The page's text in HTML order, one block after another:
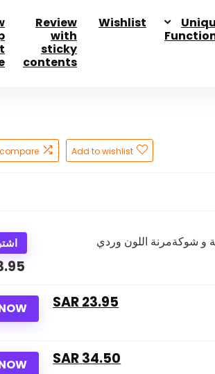
Wishlist
Review
with
sticky
contents
Add to wishlist
23.95 SAR
34.50 SAR